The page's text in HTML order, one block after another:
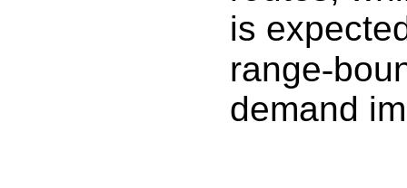
is
range‑
demand